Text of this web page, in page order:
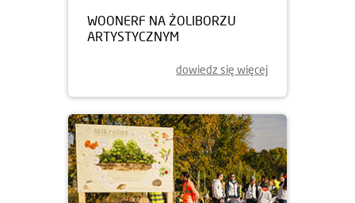
WOONERF NA ŻOLIBORZU
ARTYSTYCZNYM
dowiedz się więcej